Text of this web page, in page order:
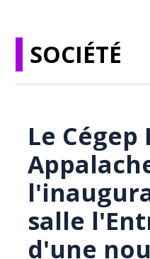
SOCIÉTÉ
Le Cégep
salle
d'une